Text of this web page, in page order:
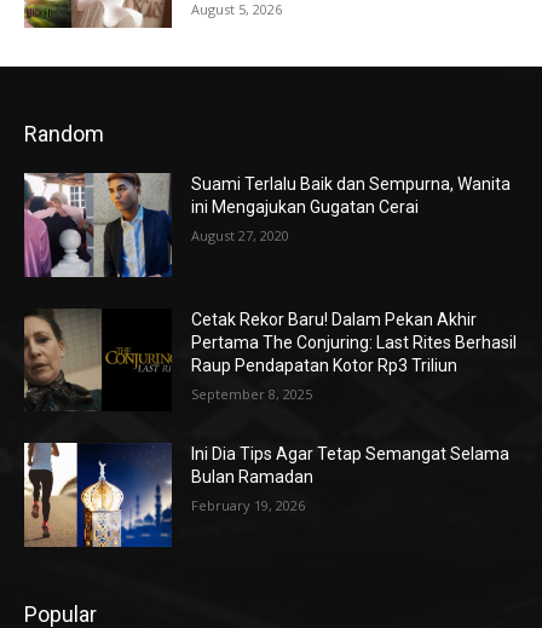
August 5, 2026
Random
Suami Terlalu Baik dan Sempurna, Wanita
ini Mengajukan Gugatan Cerai
August 27, 2020
Cetak Rekor Baru! Dalam Pekan Akhir
Pertama The Conjuring: Last Rites Berhasil
Raup Pendapatan Kotor Rp3 Triliun
September 8, 2025
Ini Dia Tips Agar Tetap Semangat Selama
Bulan Ramadan
February 19, 2026
Popular